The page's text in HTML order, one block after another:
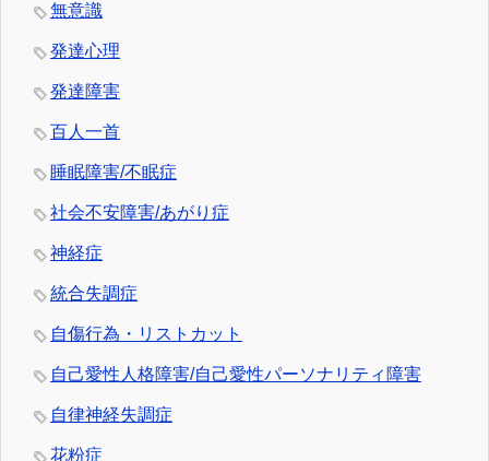
無意識
発達心理
発達障害
百人一首
睡眠障害/不眠症
社会不安障害/あがり症
神経症
統合失調症
自傷行為・リストカット
自己愛性人格障害/自己愛性パーソナリティ障害
自律神経失調症
花粉症